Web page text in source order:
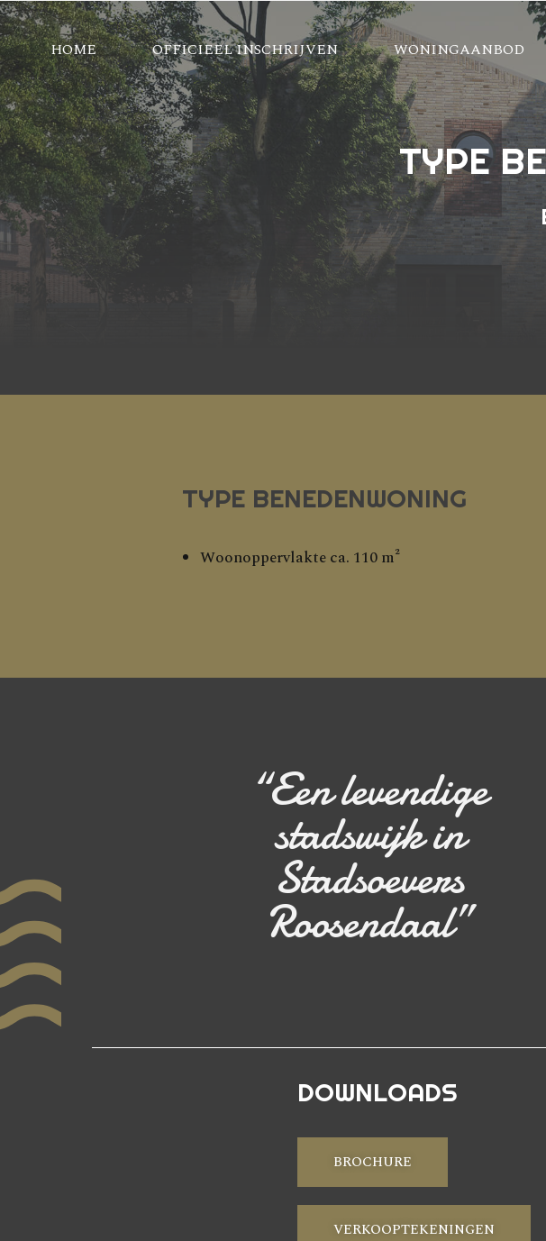
HOME OFFICIEEL INSCHRIJVEN WONINGAANBOD
TYPE
TYPE BENEDENWONING
Woonoppervlakte ca. 110 m²
“Een levendige
stadswijk in
Stadsoevers
Roosendaal”
DOWNLOADS
BROCHURE
VERKOOPTEKENINGEN